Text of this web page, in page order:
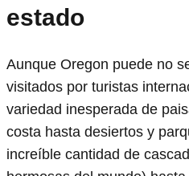
estado
Aunque Oregon puede no
visitados por turistas
variedad inesperada de
costa hasta desiertos y
increíble cantidad de